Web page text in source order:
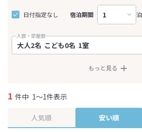
日付指定なし 宿泊期間 泊
人数・部屋数
もっと見る
1 件中 1～1件表示
人気順 安い順